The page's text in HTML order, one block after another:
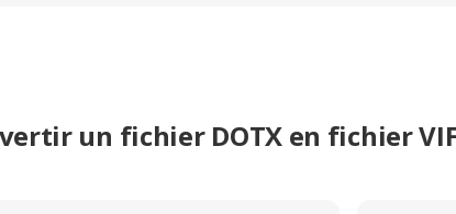
un fichier DOTX en fichier